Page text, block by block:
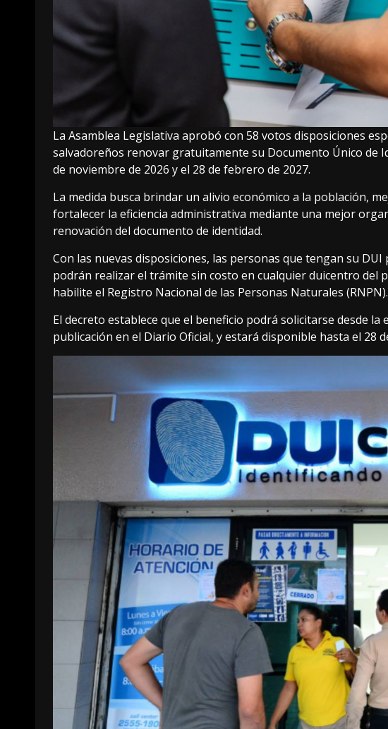
La Asamblea Legislativa aprobó con 58 votos disposiciones
salvadoreños renovar gratuitamente su Documento Único de
de noviembre de 2026 y el 28 de febrero de 2027.
La medida busca brindar un alivio económico a la población,
fortalecer la eficiencia administrativa mediante una mejor
renovación del documento de identidad.
Con las nuevas disposiciones, las personas que tengan su
podrán realizar el trámite sin costo en cualquier duicentro del
habilite el Registro Nacional de las Personas Naturales (RNPN).
El decreto establece que el beneficio podrá solicitarse desde
publicación en el Diario Oficial, y estará disponible hasta el 28